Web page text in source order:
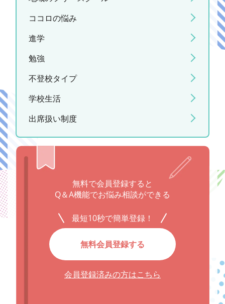
ココロの悩み
進学
勉強
不登校タイプ
学校生活
出席扱い制度
無料で会員登録すると
Q＆A機能でお悩み相談ができる
最短10秒で簡単登録！
無料会員登録する
会員登録済みの方はこちら